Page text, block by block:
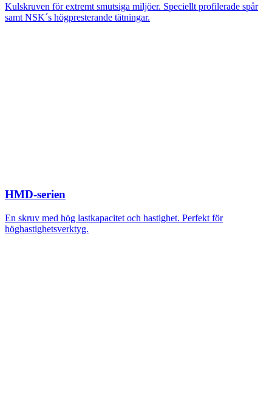
Kulskruven för extremt smutsiga miljöer. Speciellt profilerade spår
samt NSK´s högpresterande tätningar.
HMD-serien
En skruv med hög lastkapacitet och hastighet. Perfekt för
höghastighetsverktyg.